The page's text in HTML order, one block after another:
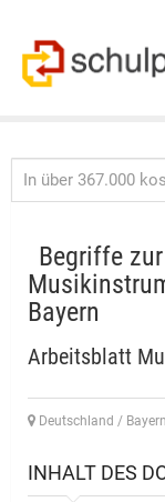
Begriffe
Bayern
Arbeitsblatt
Deutschland / Bayern
INHALT DES